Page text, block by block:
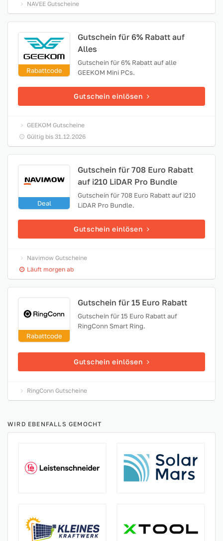
NAVEE Gutscheine
Rabattcode
Gutschein für 6% Rabatt auf
Alles
Gutschein für 6% Rabatt auf alle
GEEKOM Mini PCs.
Gutschein einlösen
GEEKOM Gutscheine
Gültig bis 31.12.2026
Deal
Gutschein für 708 Euro Rabatt
auf i210 LiDAR Pro Bundle
Gutschein für 708 Euro Rabatt auf i210
LiDAR Pro Bundle.
Gutschein einlösen
Navimow Gutscheine
Läuft morgen ab
Rabattcode
Gutschein für 15 Euro Rabatt
Gutschein für 15 Euro Rabatt auf
RingConn Smart Ring.
Gutschein einlösen
RingConn Gutscheine
WIRD EBENFALLS GEMOCHT